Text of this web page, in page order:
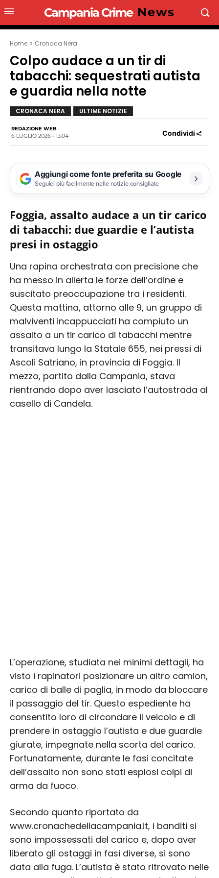
Campania Crime News
Home Cronaca Nera
Colpo audace a un tir di
tabacchi: sequestrati autista
e guardia nella notte
CRONACA NERA ULTIME NOTIZIE
REDAZIONE WEB
6 LUGLIO 2026 - 13:04 Condividi
Aggiungi come fonte preferita su Google
Seguici più facilmente nelle notizie consigliate
Foggia, assalto audace a un tir carico
di tabacchi: due guardie e l’autista
presi in ostaggio
Una rapina orchestrata con precisione che
ha messo in allerta le forze dell’ordine e
suscitato preoccupazione tra i residenti.
Questa mattina, attorno alle 9, un gruppo di
malviventi incappucciati ha compiuto un
assalto a un tir carico di tabacchi mentre
transitava lungo la Statale 655, nei pressi di
Ascoli Satriano, in provincia di Foggia. Il
mezzo, partito dalla Campania, stava
rientrando dopo aver lasciato l’autostrada al
casello di Candela.
L’operazione, studiata nei minimi dettagli, ha
visto i rapinatori posizionare un altro camion,
carico di balle di paglia, in modo da bloccare
il passaggio del tir. Questo espediente ha
consentito loro di circondare il veicolo e di
prendere in ostaggio l’autista e due guardie
giurate, impegnate nella scorta del carico.
Fortunatamente, durante le fasi concitate
dell’assalto non sono stati esplosi colpi di
arma da fuoco.
Secondo quanto riportato da
www.cronachedellacampania.it, i banditi si
sono impossessati del carico e, dopo aver
liberato gli ostaggi in fasi diverse, si sono
data alla fuga. L’autista è stato ritrovato nelle